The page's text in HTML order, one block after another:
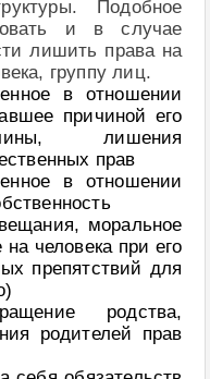
Подобное
и в случае
лишить права на
группу лиц.
в отношении
причиной его
лишения
прав
в отношении
моральное
человека при его
препятствий для
родства,
родителей прав